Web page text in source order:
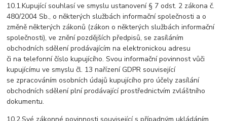
10.1.Kupující souhlasí ve smyslu ustanovení § 7 odst. 2 zákona č.
480/2004 Sb., o některých službách informační společnosti a o
změně některých zákonů (zákon o některých službách informační
společnosti), ve znění pozdějších předpisů, se zasíláním
obchodních sdělení prodávajícím na elektronickou adresu
či na telefonní číslo kupujícího. Svou informační povinnost vůči
kupujícímu ve smyslu čl. 13 nařízení GDPR související
se zpracováním osobních údajů kupujícího pro účely zasílání
obchodních sdělení plní prodávající prostřednictvím zvláštního
dokumentu.